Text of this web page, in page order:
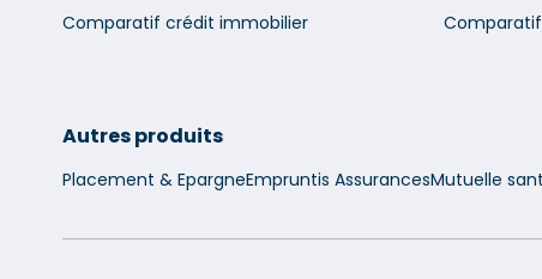
Comparatif crédit immobilier
Autres produits
Placement & EpargneEmpruntis AssurancesMutuelle